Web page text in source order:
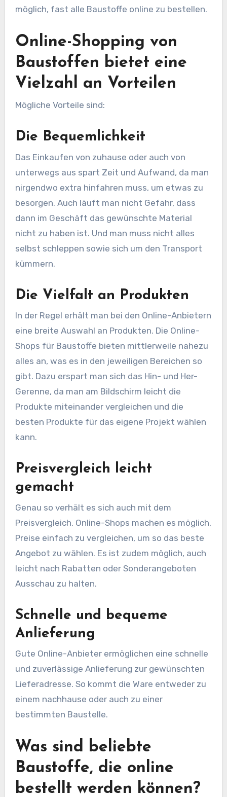
möglich, fast alle Baustoffe online zu bestellen.
Online-Shopping von
Baustoffen bietet eine
Vielzahl an Vorteilen
Mögliche Vorteile sind:
Die Bequemlichkeit
Das Einkaufen von zuhause oder auch von
unterwegs aus spart Zeit und Aufwand, da man
nirgendwo extra hinfahren muss, um etwas zu
besorgen. Auch läuft man nicht Gefahr, dass
dann im Geschäft das gewünschte Material
nicht zu haben ist. Und man muss nicht alles
selbst schleppen sowie sich um den Transport
kümmern.
Die Vielfalt an Produkten
In der Regel erhält man bei den Online-Anbietern
eine breite Auswahl an Produkten. Die Online-
Shops für Baustoffe bieten mittlerweile nahezu
alles an, was es in den jeweiligen Bereichen so
gibt. Dazu erspart man sich das Hin- und Her-
Gerenne, da man am Bildschirm leicht die
Produkte miteinander vergleichen und die
besten Produkte für das eigene Projekt wählen
kann.
Preisvergleich leicht
gemacht
Genau so verhält es sich auch mit dem
Preisvergleich. Online-Shops machen es möglich,
Preise einfach zu vergleichen, um so das beste
Angebot zu wählen. Es ist zudem möglich, auch
leicht nach Rabatten oder Sonderangeboten
Ausschau zu halten.
Schnelle und bequeme
Anlieferung
Gute Online-Anbieter ermöglichen eine schnelle
und zuverlässige Anlieferung zur gewünschten
Lieferadresse. So kommt die Ware entweder zu
einem nachhause oder auch zu einer
bestimmten Baustelle.
Was sind beliebte
Baustoffe, die online
bestellt werden können?